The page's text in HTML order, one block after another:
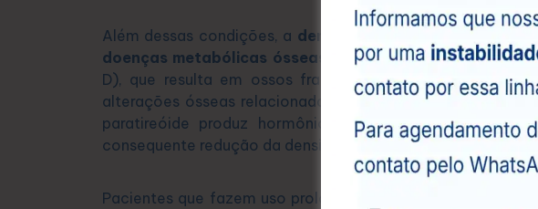
Além dessas condições, a densitometria óssea
é uma
doenças metabólicas ósseas
, como aosteomalácia
D), que resulta em ossos fracos e deformados. O
alterações ósseas relacionadas ao hiperparatireoidismo
,
paratireóide produz hormônios em excesso,
consequente redução da densidade óssea.
Pacientes que fazem uso prolongado de corticóides ou